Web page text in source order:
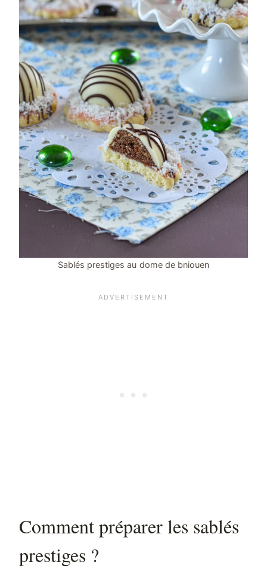
Sablés prestiges au dome de bniouen
Comment préparer les sablés
prestiges ?